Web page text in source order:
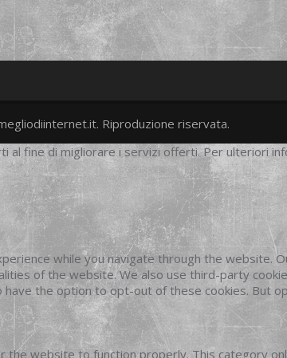
twittergoogleplus
facebook
Riproduzione riservata.
al fine di migliorare i servizi offerti. Per ulteriori
while you navigate through the
of the website. We also use third-party
the option to opt-out of these cookies. But
the website to function properly. This category